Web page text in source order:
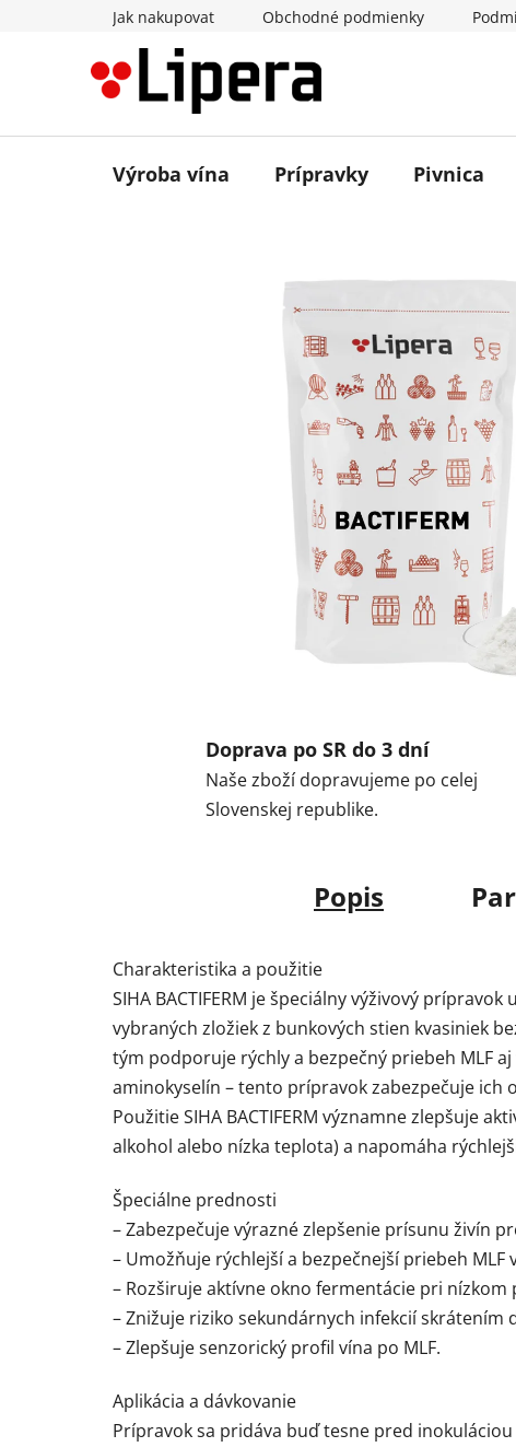
Jak nakupovat Obchodné podmienky
Výroba vína Prípravky Pivnica
Doprava po SR do 3 dní
Naše zboží dopravujeme po celej
Slovenskej republike.
Popis
Charakteristika a použitie
SIHA BACTIFERM je špeciálny výživový
vybraných zložiek z bunkových stien kvasiniek
tým podporuje rýchly a bezpečný priebeh MLF
aminokyselín – tento prípravok zabezpečuje ich
Použitie SIHA BACTIFERM významne zlepšuje
alkohol alebo nízka teplota) a napomáha
Špeciálne prednosti
– Zabezpečuje výrazné zlepšenie prísunu živín
– Umožňuje rýchlejší a bezpečnejší priebeh MLF
– Rozširuje aktívne okno fermentácie pri
– Znižuje riziko sekundárnych infekcií skrátením
– Zlepšuje senzorický profil vína po MLF.
Aplikácia a dávkovanie
Prípravok sa pridáva buď tesne pred